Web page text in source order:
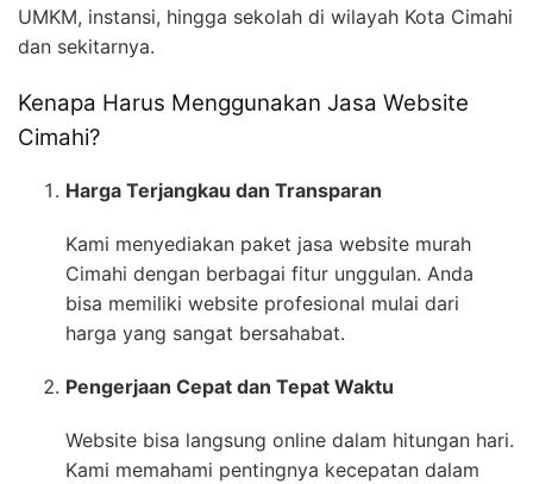
UMKM, instansi, hingga sekolah di wilayah Kota Cimahi
dan sekitarnya.
Kenapa Harus Menggunakan Jasa Website
Cimahi?
Harga Terjangkau dan Transparan
Kami menyediakan paket jasa website murah
Cimahi dengan berbagai fitur unggulan. Anda
bisa memiliki website profesional mulai dari
harga yang sangat bersahabat.
Pengerjaan Cepat dan Tepat Waktu
Website bisa langsung online dalam hitungan hari.
Kami memahami pentingnya kecepatan dalam